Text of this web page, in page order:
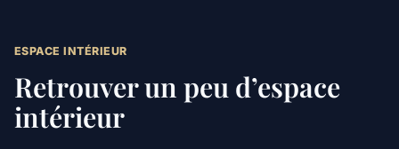
ESPACE INTÉRIEUR
Retrouver un peu d’espace
intérieur